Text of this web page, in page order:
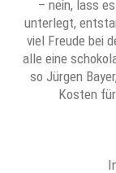
– nein, lass
unterlegt,
viel Freude bei
alle eine
so Jürgen
Kosten